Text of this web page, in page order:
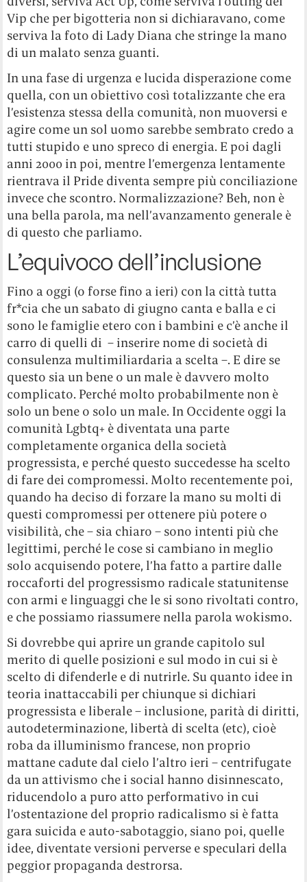
Vip che per bigotteria non si dichiaravano, come
serviva la foto di Lady Diana che stringe la mano
di un malato senza guanti.
In una fase di urgenza e lucida disperazione come
quella, con un obiettivo così totalizzante che era
l’esistenza stessa della comunità, non muoversi e
agire come un sol uomo sarebbe sembrato credo a
tutti stupido e uno spreco di energia. E poi dagli
anni 2000 in poi, mentre l’emergenza lentamente
rientrava il Pride diventa sempre più conciliazione
invece che scontro. Normalizzazione? Beh, non è
una bella parola, ma nell’avanzamento generale è
di questo che parliamo.
L’equivoco dell’inclusione
Fino a oggi (o forse fino a ieri) con la città tutta
fr*cia che un sabato di giugno canta e balla e ci
sono le famiglie etero con i bambini e c’è anche il
carro di quelli di – inserire nome di società di
consulenza multimiliardaria a scelta –. E dire se
questo sia un bene o un male è davvero molto
complicato. Perché molto probabilmente non è
solo un bene o solo un male. In Occidente oggi la
comunità Lgbtq+ è diventata una parte
completamente organica della società
progressista, e perché questo succedesse ha scelto
di fare dei compromessi. Molto recentemente poi,
quando ha deciso di forzare la mano su molti di
questi compromessi per ottenere più potere o
visibilità, che – sia chiaro – sono intenti più che
legittimi, perché le cose si cambiano in meglio
solo acquisendo potere, l’ha fatto a partire dalle
roccaforti del progressismo radicale statunitense
con armi e linguaggi che le si sono rivoltati contro,
e che possiamo riassumere nella parola wokismo.
Si dovrebbe qui aprire un grande capitolo sul
merito di quelle posizioni e sul modo in cui si è
scelto di difenderle e di nutrirle. Su quanto idee in
teoria inattaccabili per chiunque si dichiari
progressista e liberale – inclusione, parità di diritti,
autodeterminazione, libertà di scelta (etc), cioè
roba da illuminismo francese, non proprio
mattane cadute dal cielo l’altro ieri – centrifugate
da un attivismo che i social hanno disinnescato,
riducendolo a puro atto performativo in cui
l’ostentazione del proprio radicalismo si è fatta
gara suicida e auto-sabotaggio, siano poi, quelle
idee, diventate versioni perverse e speculari della
peggior propaganda destrorsa.